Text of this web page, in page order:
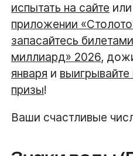
испытать на сайте или
приложении
запасайтесь билетами
миллиард» 2026,
января и
призы!
Ваши счастливые